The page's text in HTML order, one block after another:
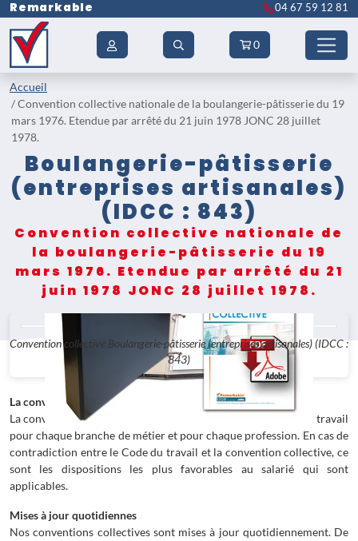
Remarkable 04 67 59 12 81
0
Accueil
Convention collective nationale de la boulangerie-pâtisserie du 19
mars 1976. Etendue par arrêté du 21 juin 1978 JONC 28 juillet
1978.
Boulangerie-pâtisserie
(entreprises artisanales)
(IDCC : 843)
Convention collective nationale de
la boulangerie-pâtisserie du 19
mars 1976. Etendue par arrêté du 21
juin 1978 JONC 28 juillet 1978.
Convention collective Boulangerie-pâtisserie (entreprises artisanales) (IDCC :
843)
La convention collective
La convention collective complète les dispositions du code du travail
pour chaque branche de métier et pour chaque profession. En cas de
contradiction entre le Code du travail et la convention collective, ce
sont les dispositions les plus favorables au salarié qui sont
applicables.
Mises à jour quotidiennes
Nos conventions collectives sont mises à jour quotidiennement. De